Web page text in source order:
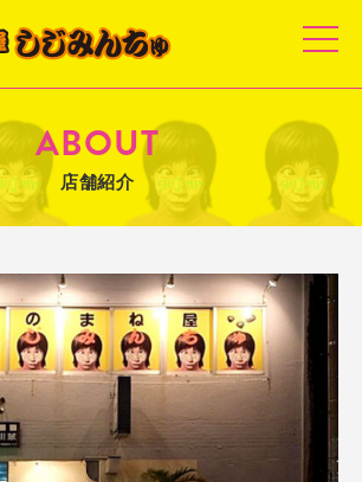
t
o
g
e
v
i
g
a
n
ABOUT
店舗紹介